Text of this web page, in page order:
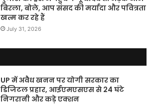
बिरला, बोले, आप संसद की मर्यादा और पवित्रता
खत्म कर रहे हैं
July 31, 2026
UP में अवैध खनन पर योगी सरकार का
डिजिटल प्रहार, आईएमएसएस से 24 घंटे
निगरानी और कड़े एक्शन